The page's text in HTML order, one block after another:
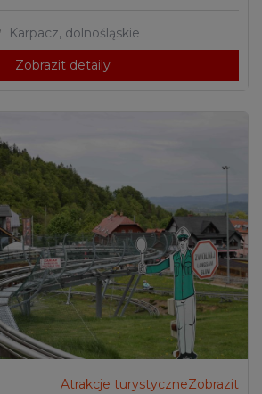
Karpacz, dolnośląskie
Zobrazit detaily
Atrakcje turystyczneZobrazit